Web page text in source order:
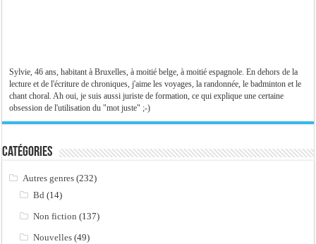
Sylvie, 46 ans, habitant à Bruxelles, à moitié belge, à moitié espagnole. En dehors de la
lecture et de l'écriture de chroniques, j'aime les voyages, la randonnée, le badminton et le
chant choral. Ah oui, je suis aussi juriste de formation, ce qui explique une certaine
obsession de l'utilisation du "mot juste" ;-)
Catégories
Autres genres (232)
Bd (14)
Non fiction (137)
Nouvelles (49)